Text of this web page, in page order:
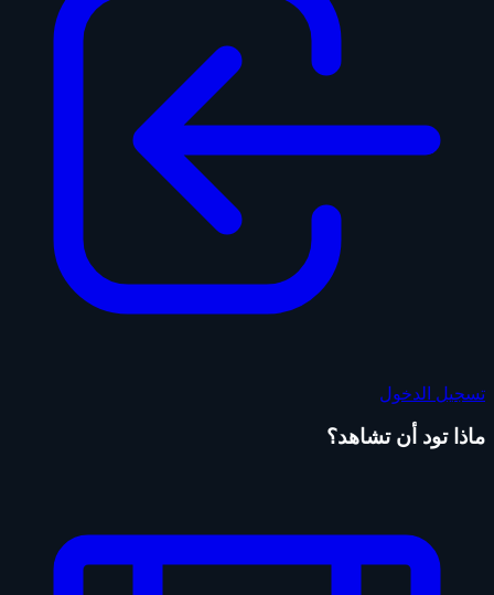
تسجيل الدخول
ماذا تود أن تشاهد؟